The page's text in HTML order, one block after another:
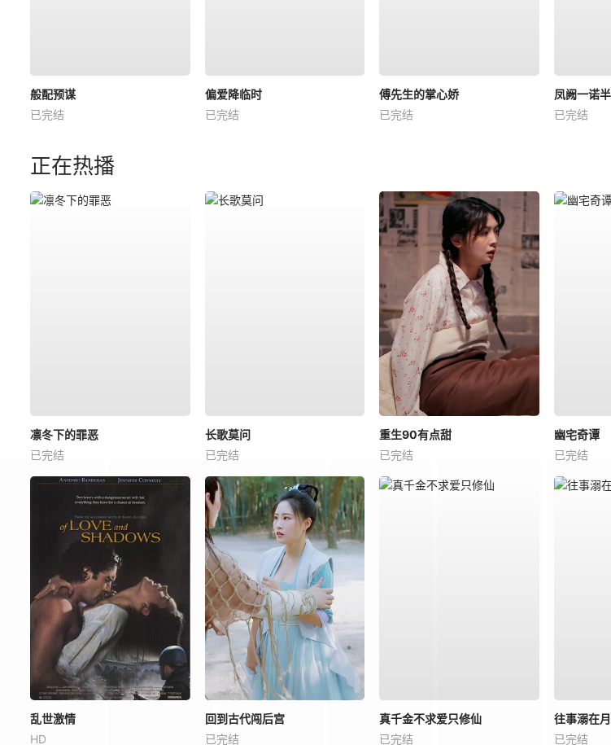
般配预谋
已完结
偏爱降临时
已完结
傅先生的掌心娇
已完结
凤阙一诺
已完结
正在热播
凛冬下的罪恶
已完结
长歌莫问
已完结
重生90有点甜
已完结
幽宅奇谭
已完结
乱世激情
HD
回到古代闯后宫
已完结
真千金不求爱只修仙
已完结
往事溺在
已完结